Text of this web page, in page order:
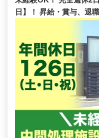
日】！ 昇給・賞与、退